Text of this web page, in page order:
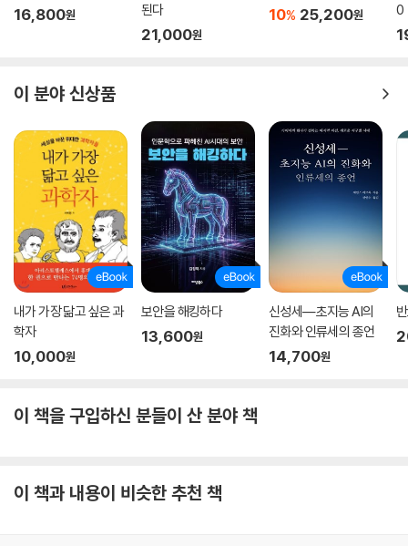
16,800원
된다
21,000원
10% 25,200원
0
이 분야 신상품
내가 가장 닮고 싶은 과
학자
10,000원
보안을 해킹하다
13,600원
신성세―초지능 AI의
진화와 인류세의 종언
14,700원
이 책을 구입하신 분들이 산 분야 책
이 책과 내용이 비슷한 추천 책